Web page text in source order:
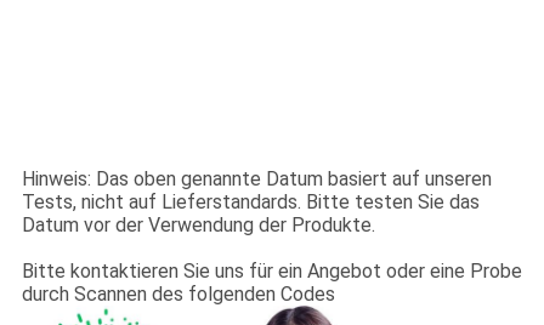
Hinweis: Das oben genannte Datum basiert auf unseren
Tests, nicht auf Lieferstandards. Bitte testen Sie das
Datum vor der Verwendung der Produkte.
Bitte kontaktieren Sie uns für ein Angebot oder eine Probe
durch Scannen des folgenden Codes